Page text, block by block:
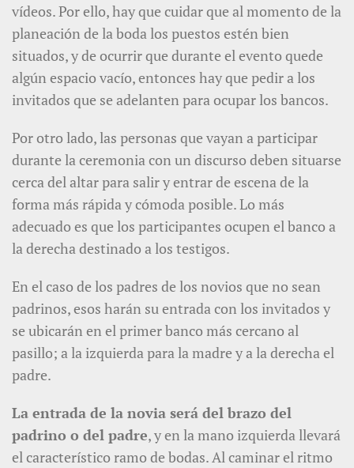
vídeos. Por ello, hay que cuidar que al momento de la
planeación de la boda los puestos estén bien
situados, y de ocurrir que durante el evento quede
algún espacio vacío, entonces hay que pedir a los
invitados que se adelanten para ocupar los bancos.
Por otro lado, las personas que vayan a participar
durante la ceremonia con un discurso deben situarse
cerca del altar para salir y entrar de escena de la
forma más rápida y cómoda posible. Lo más
adecuado es que los participantes ocupen el banco a
la derecha destinado a los testigos.
En el caso de los padres de los novios que no sean
padrinos, esos harán su entrada con los invitados y
se ubicarán en el primer banco más cercano al
pasillo; a la izquierda para la madre y a la derecha el
padre.
La entrada de la novia será del brazo del
padrino o del padre, y en la mano izquierda llevará
el característico ramo de bodas. Al caminar el ritmo